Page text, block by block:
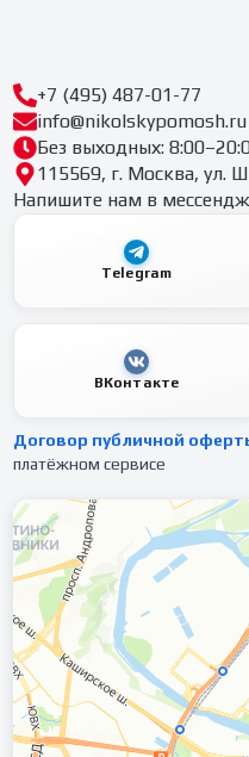
+7 (495) 487-01-77
info@nikolskypomosh.ru
Без выходных:
115569, г. Москва, ул.
Напишите нам в
Telegram
ВКонтакте
Договор публичной
платёжном сервисе